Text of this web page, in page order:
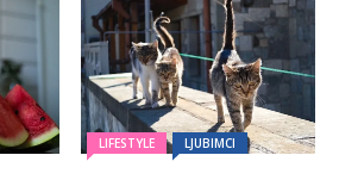
LIFESTYLE LJUBIMCI